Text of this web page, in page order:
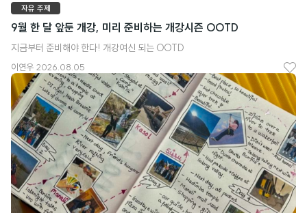
자유 주제
9월 한 달 앞둔 개강, 미리 준비하는 개강시즌 OOTD
지금부터 준비해야 한다! 개강여신 되는 OOTD
이연우 2026.08.05
좋
아
요